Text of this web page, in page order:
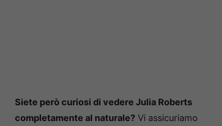
Siete però curiosi di vedere Julia Roberts
completamente al naturale? Vi assicuriamo